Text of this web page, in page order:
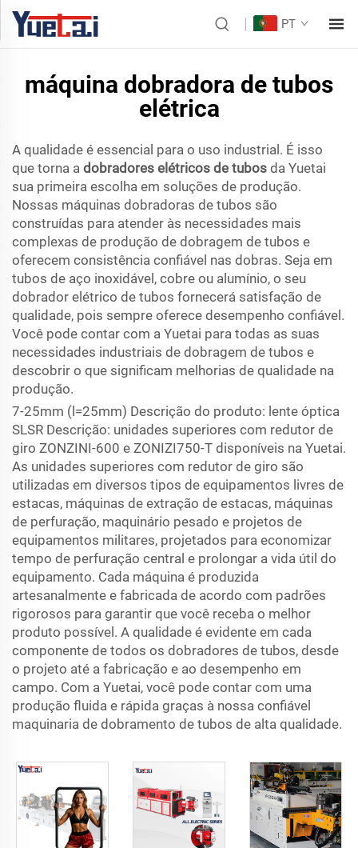
PT
máquina dobradora de tubos
elétrica
A qualidade é essencial para o uso industrial. É isso
que torna a dobradores elétricos de tubos da Yuetai
sua primeira escolha em soluções de produção.
Nossas máquinas dobradoras de tubos são
construídas para atender às necessidades mais
complexas de produção de dobragem de tubos e
oferecem consistência confiável nas dobras. Seja em
tubos de aço inoxidável, cobre ou alumínio, o seu
dobrador elétrico de tubos fornecerá satisfação de
qualidade, pois sempre oferece desempenho confiável.
Você pode contar com a Yuetai para todas as suas
necessidades industriais de dobragem de tubos e
descobrir o que significam melhorias de qualidade na
produção.
7-25mm (l=25mm) Descrição do produto: lente óptica
SLSR Descrição: unidades superiores com redutor de
giro ZONZINI-600 e ZONIZI750-T disponíveis na Yuetai.
As unidades superiores com redutor de giro são
utilizadas em diversos tipos de equipamentos livres de
estacas, máquinas de extração de estacas, máquinas
de perfuração, maquinário pesado e projetos de
equipamentos militares, projetados para economizar
tempo de perfuração central e prolongar a vida útil do
equipamento. Cada máquina é produzida
artesanalmente e fabricada de acordo com padrões
rigorosos para garantir que você receba o melhor
produto possível. A qualidade é evidente em cada
componente de todos os dobradores de tubos, desde
o projeto até a fabricação e ao desempenho em
campo. Com a Yuetai, você pode contar com uma
produção fluida e rápida graças à nossa confiável
maquinaria de dobramento de tubos de alta qualidade.